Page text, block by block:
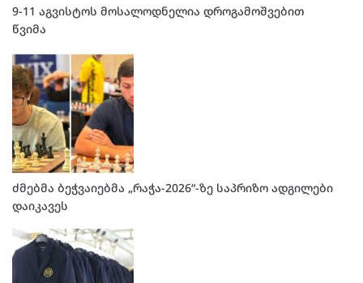
9-11 აგვისტოს მოსალოდნელია დროგამოშვებით
წვიმა
ძმებმა ბეჭვაიებმა „რაჭა-2026“-ზე საპრიზო ადგილები
დაიკავეს